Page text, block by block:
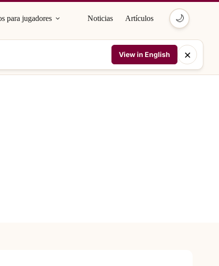
para jugadores Noticias Artículos 🌙
View in English ×